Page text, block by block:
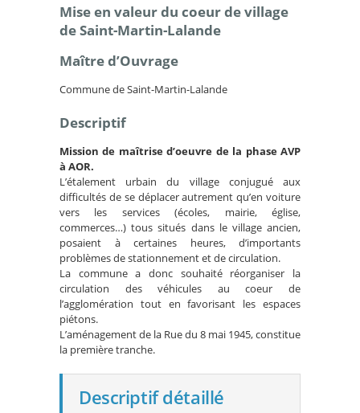
Mise en valeur du coeur de village
de Saint-Martin-Lalande
Maître d’Ouvrage
Commune de Saint-Martin-Lalande
Descriptif
Mission de maîtrise d’oeuvre de la phase AVP
à AOR.
L’étalement urbain du village conjugué aux
difficultés de se déplacer autrement qu’en voiture
vers les services (écoles, mairie, église,
commerces…) tous situés dans le village ancien,
posaient à certaines heures, d’importants
problèmes de stationnement et de circulation.
La commune a donc souhaité réorganiser la
circulation des véhicules au coeur de
l’agglomération tout en favorisant les espaces
piétons.
L’aménagement de la Rue du 8 mai 1945, constitue
la première tranche.
Descriptif détaillé